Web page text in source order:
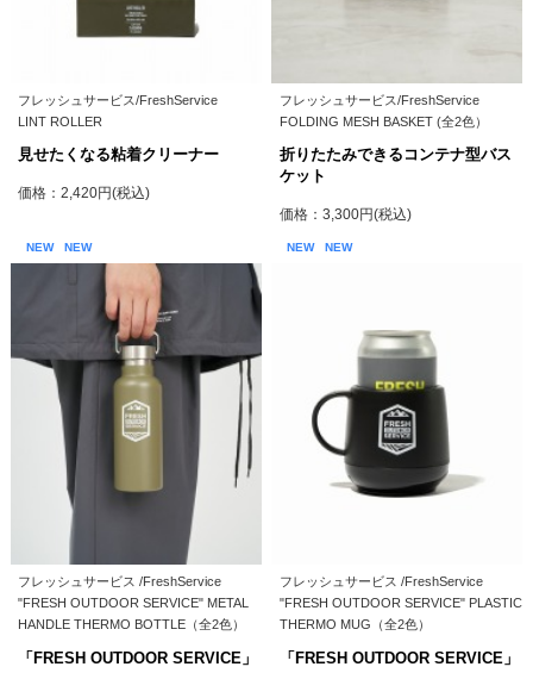
フレッシュサービス/FreshService
LINT ROLLER
見せたくなる粘着クリーナー
価格：2,420円(税込)
フレッシュサービス/FreshService
FOLDING MESH BASKET (全2色）
折りたたみできるコンテナ型バス
ケット
価格：3,300円(税込)
NEW NEW
フレッシュサービス /FreshService
"FRESH OUTDOOR SERVICE" METAL
HANDLE THERMO BOTTLE（全2色）
「FRESH OUTDOOR SERVICE」
NEW NEW
フレッシュサービス /FreshService
"FRESH OUTDOOR SERVICE" PLASTIC
THERMO MUG（全2色）
「FRESH OUTDOOR SERVICE」